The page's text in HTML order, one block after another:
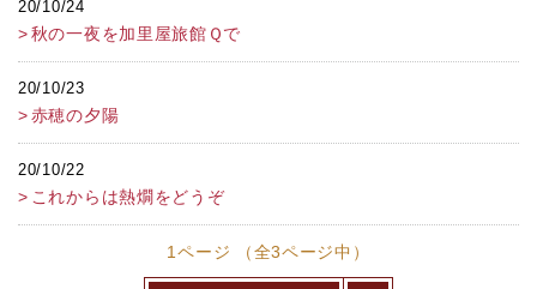
20/10/24
秋の一夜を加里屋旅館Ｑで
20/10/23
赤穂の夕陽
20/10/22
これからは熱燗をどうぞ
1ページ （全3ページ中）